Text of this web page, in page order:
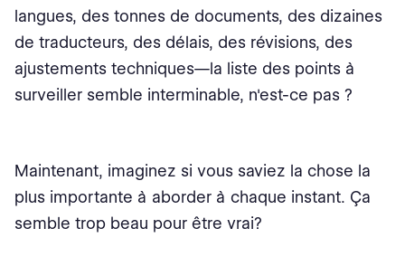
langues, des tonnes de documents, des dizaines
de traducteurs, des délais, des révisions, des
ajustements techniques—la liste des points à
surveiller semble interminable, n'est-ce pas ?
Maintenant, imaginez si vous saviez la chose la
plus importante à aborder à chaque instant. Ça
semble trop beau pour être vrai?